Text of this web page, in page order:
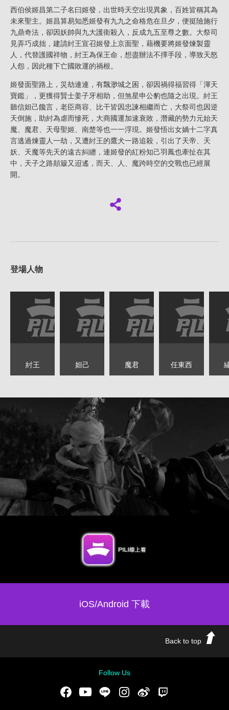
西伯侯姬昌第二子名曰姬發，出世時天空出現異象，百姓皆稱其為
未來聖主。姬昌算易知悉姬發有九九之命格危在旦夕，便挺險施行
九鼎奇法，卻因妖帥與九大護衛殺入，反成九五至尊之數。大祭司
見弄巧成拙，建請紂王宣召姬發上京面聖，藉機要將姬發煉製靈
人，代替護國祥物，紂王為保王命，想盡辦法不擇手段，導致天怒
人怨，因此種下亡國敗運的禍根。
姬發面聖路上，災劫連連，有飄渺城之困，卻因禍得福習得「渾天
寶鑑」，更獲得賢士姜子牙相助，但煞星申公豹也隨之出現。紂王
聽信妲己饞言，老臣商容、比干皆因忠諫相繼而亡，大祭司也因逆
天倒施，助紂為虐而慘死，大商國運加速衰敗，潛藏的勢力元始天
魔、魔君、天母聖姬、南楚等也一一浮現。姬發悟出女媧十二字真
言逃過煉靈人一劫，又遭紂王的鷹犬一路追殺，引出了天帝、天
妖、天魔等先天的遠古糾纏，連姬發的紅粉知己羽鳳也牽扯在其
中，天子之路顛簸又迢遙，而天、人、魔跨時空的交戰也已經展
開。
登場人物
紂王 妲己 魔君 任東西
iOS/Android 下載
Back to top
Follow Us
FacebookYoutubeLINE Instgram新浪微博